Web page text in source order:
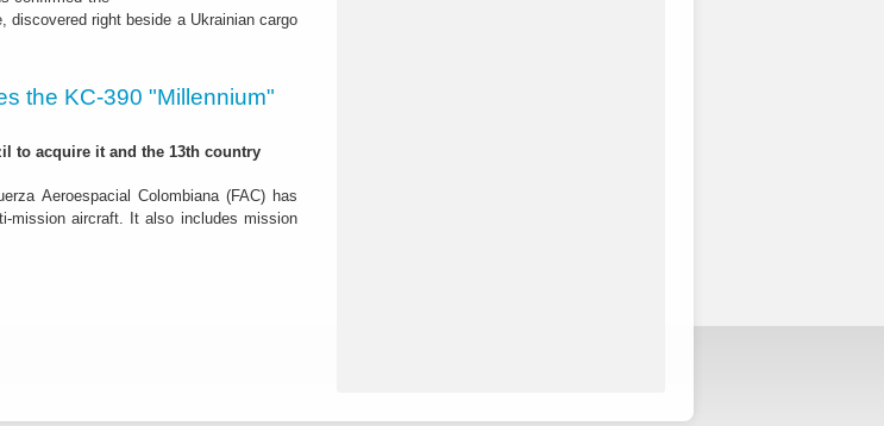
discovered right beside a Ukrainian cargo
the KC-390 "Millennium"
to acquire it and the 13th country
Aeroespacial Colombiana (FAC) has
mission aircraft. It also includes mission